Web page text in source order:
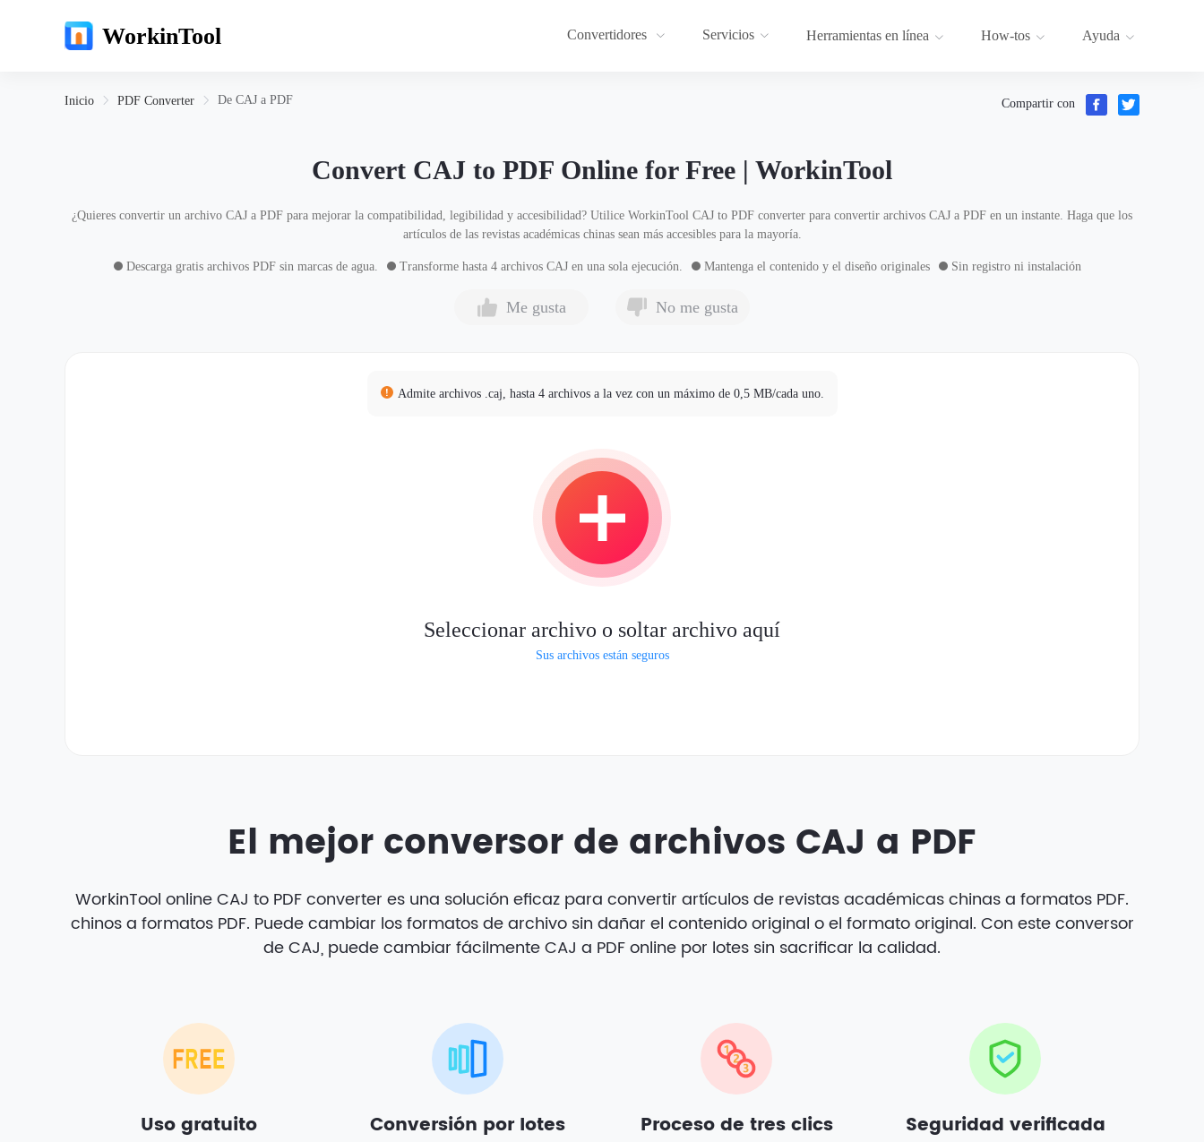
WorkinTool Convertidores Servicios Herramientas en línea How-tos Ayuda
Inicio PDF Converter De CAJ a PDF Compartir con
Convert CAJ to PDF Online for Free | WorkinTool
¿Quieres convertir un archivo CAJ a PDF para mejorar la compatibilidad, legibilidad y accesibilidad? Utilice WorkinTool CAJ to PDF converter para convertir archivos CAJ a PDF en un instante. Haga que los
artículos de las revistas académicas chinas sean más accesibles para la mayoría.
Descarga gratis archivos PDF sin marcas de agua. Transforme hasta 4 archivos CAJ en una sola ejecución. Mantenga el contenido y el diseño originales Sin registro ni instalación
Me gusta No me gusta
Admite archivos .caj, hasta 4 archivos a la vez con un máximo de 0,5 MB/cada uno.
Seleccionar archivo o soltar archivo aquí
Sus archivos están seguros
El mejor conversor de archivos CAJ a PDF
WorkinTool online CAJ to PDF converter es una solución eficaz para convertir artículos de revistas académicas chinas a formatos PDF.
chinos a formatos PDF. Puede cambiar los formatos de archivo sin dañar el contenido original o el formato original. Con este conversor
de CAJ, puede cambiar fácilmente CAJ a PDF online por lotes sin sacrificar la calidad.
Uso gratuito Conversión por lotes Proceso de tres clics Seguridad verificada